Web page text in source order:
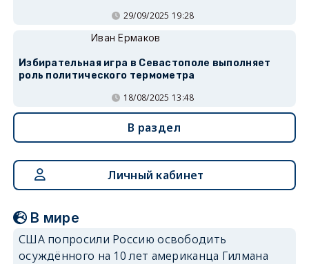
29/09/2025 19:28
Иван Ермаков
Избирательная игра в Севастополе выполняет
роль политического термометра
18/08/2025 13:48
В раздел
Личный кабинет
В мире
США попросили Россию освободить
осуждённого на 10 лет американца Гилмана